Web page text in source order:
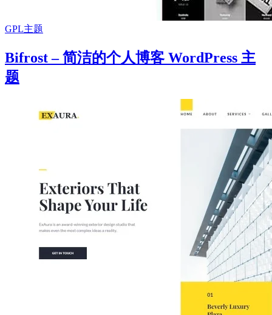
GPL主题
Bifrost – 简洁的个人博客 WordPress 主
题